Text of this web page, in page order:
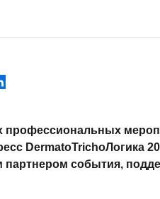
профессиональных
DermatoTrichoЛогика
партнером события,